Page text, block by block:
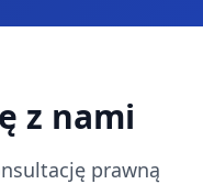
z nami
prawną